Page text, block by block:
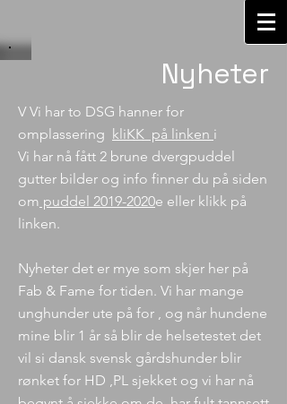
Nyheter
V Vi har to DSG hanner for
omplassering kliKK på linken i
Vi har nå fått 2 brune dvergpuddel
gutter bilder og info finner du på siden
om puddel 2019-2020e eller klikk på
linken.
Nyheter det er mye som skjer her på
Fab & Fame for tiden. Vi har mange
unghunder ute på for , og når hundene
mine blir 1 år så blir de helsetestet det
vil si dansk svensk gårdshunder blir
rønket for HD ,PL sjekket og vi har nå